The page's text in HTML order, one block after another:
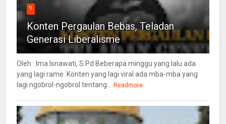
9
Konten Pergaulan Bebas, Teladan
Generasi Liberalisme
Oleh : Ima Isnawati, S.Pd Beberapa minggu yang lalu ada
yang lagi rame. Konten yang lagi viral ada mba-mba yang
lagi ngobrol-ngobrol tentang... Readmore